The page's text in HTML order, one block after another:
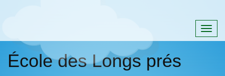
École des Longs prés